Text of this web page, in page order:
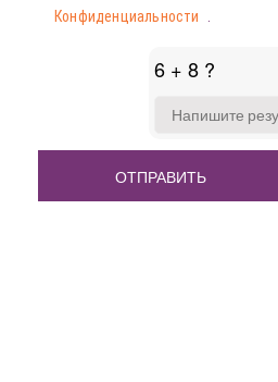
Конфиденциальности
6 + 8 ?
FOR
+